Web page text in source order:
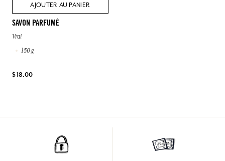
AJOUTER AU PANIER
SAVON PARFUMÉ
Vrai
150 g
$ 18.00